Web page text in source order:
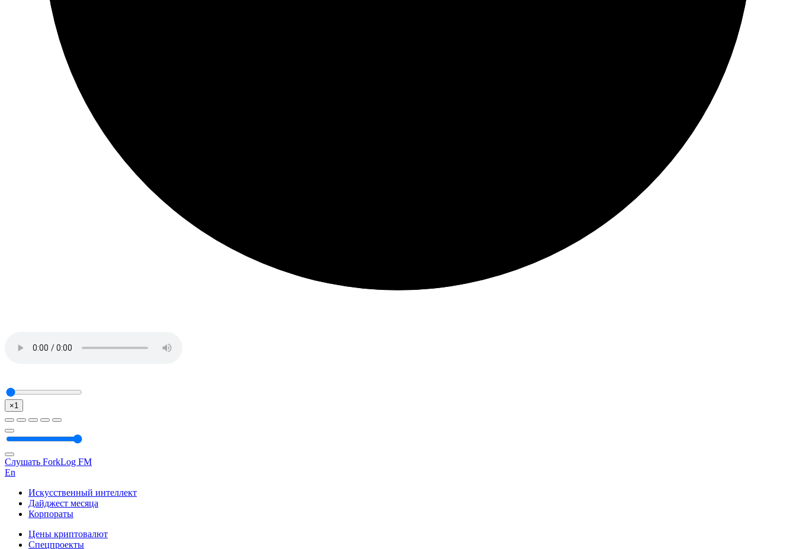
×1
Слушать ForkLog FM
En
Искусственный интеллект
Дайджест месяца
Корпораты
Цены криптовалют
Спецпроекты